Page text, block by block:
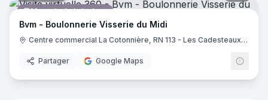
Magasin de bricolage
Bvm - Boulonnerie Visserie du Midi
Centre commercial La Cotonnière, RN 113 - Les Cadesteaux, 13127 Vitrolles
Partager Google Maps
8